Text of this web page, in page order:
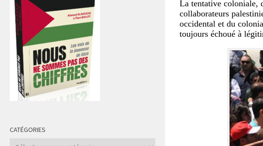
La tentative coloniale,
collaborateurs
occidental et du
toujours échoué à
CATÉGORIES
Catégories